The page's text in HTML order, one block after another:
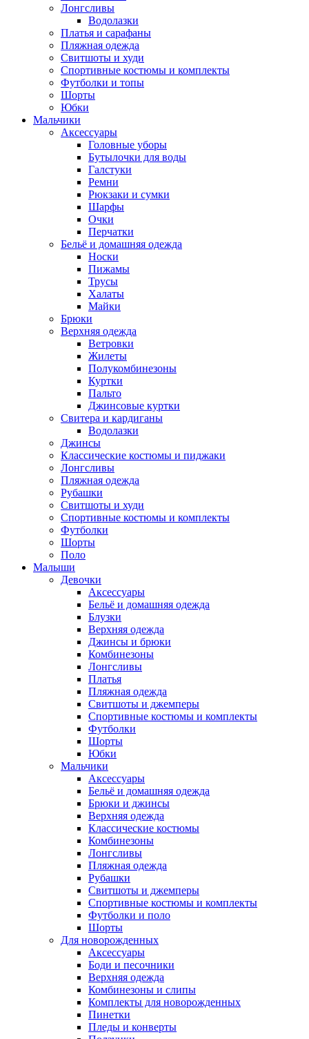
Лонгсливы
Водолазки
Платья и сарафаны
Пляжная одежда
Свитшоты и худи
Спортивные костюмы и комплекты
Футболки и топы
Шорты
Юбки
Мальчики
Аксессуары
Головные уборы
Бутылочки для воды
Галстуки
Ремни
Рюкзаки и сумки
Шарфы
Очки
Перчатки
Бельё и домашняя одежда
Носки
Пижамы
Трусы
Халаты
Майки
Брюки
Верхняя одежда
Ветровки
Жилеты
Полукомбинезоны
Куртки
Пальто
Джинсовые куртки
Свитера и кардиганы
Водолазки
Джинсы
Классические костюмы и пиджаки
Лонгсливы
Пляжная одежда
Рубашки
Свитшоты и худи
Спортивные костюмы и комплекты
Футболки
Шорты
Поло
Малыши
Девочки
Аксессуары
Бельё и домашняя одежда
Блузки
Верхняя одежда
Джинсы и брюки
Комбинезоны
Лонгсливы
Платья
Пляжная одежда
Свитшоты и джемперы
Спортивные костюмы и комплекты
Футболки
Шорты
Юбки
Мальчики
Аксессуары
Бельё и домашняя одежда
Брюки и джинсы
Верхняя одежда
Классические костюмы
Комбинезоны
Лонгсливы
Пляжная одежда
Рубашки
Свитшоты и джемперы
Спортивные костюмы и комплекты
Футболки и поло
Шорты
Для новорожденных
Аксессуары
Боди и песочники
Верхняя одежда
Комбинезоны и слипы
Комплекты для новорожденных
Пинетки
Пледы и конверты